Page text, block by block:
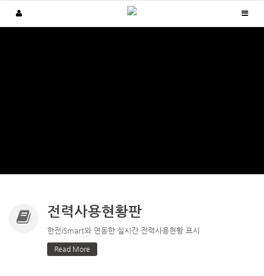
전력사용현황판
한전iSmart와 연동한 실시간 전력사용현황 표시
Read More